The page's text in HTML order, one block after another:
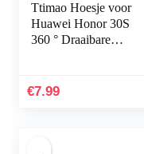
Ttimao Hoesje voor
Huawei Honor 30S
360 ° Draaibare
Telefoonhoes+1*Scree
€7.99